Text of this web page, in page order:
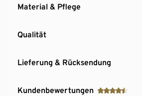
Material & Pflege
Qualität
Lieferung & Rücksendung
Kundenbewertungen